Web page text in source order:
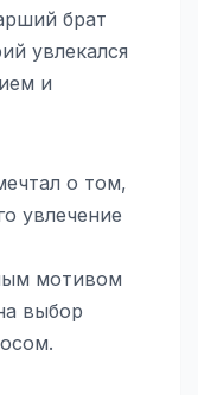
брат
увлекался
и
о том,
увлечение
мотивом
выбор